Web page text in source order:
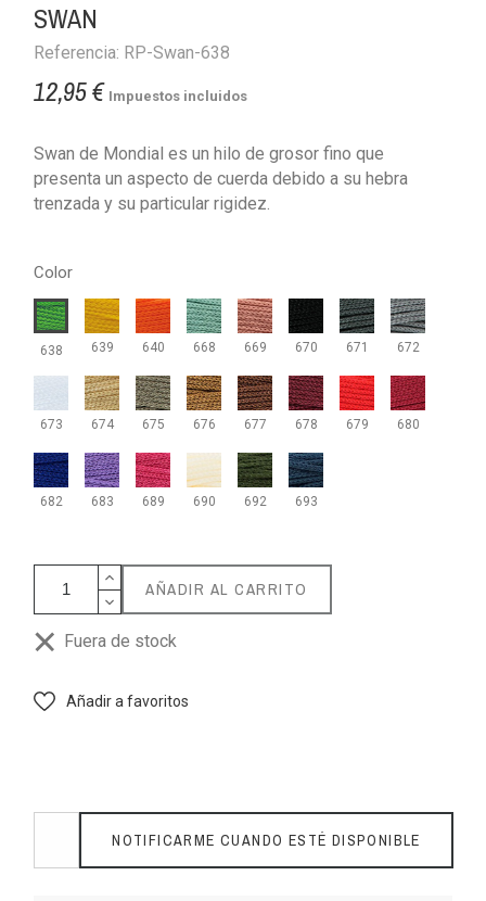
SWAN
Referencia: RP-Swan-638
12,95 € Impuestos incluidos
Swan de Mondial es un hilo de grosor fino que
presenta un aspecto de cuerda debido a su hebra
trenzada y su particular rigidez.
Color
638 639 640 668 669 670 671 672
673 674 675 676 677 678 679 680
682 683 689 690 692 693
AÑADIR AL CARRITO
Fuera de stock
Añadir a favoritos
NOTIFICARME CUANDO ESTÉ DISPONIBLE